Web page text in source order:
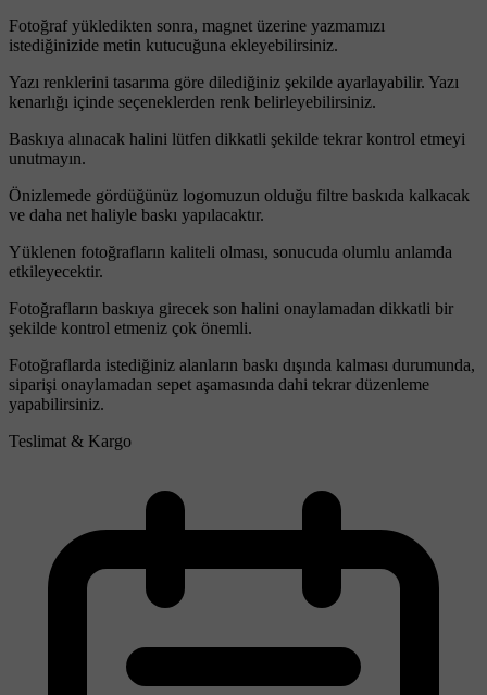
Fotoğraf yükledikten sonra, magnet üzerine yazmamızı
istediğinizide metin kutucuğuna ekleyebilirsiniz.
Yazı renklerini tasarıma göre dilediğiniz şekilde ayarlayabilir. Yazı
kenarlığı içinde seçeneklerden renk belirleyebilirsiniz.
Baskıya alınacak halini lütfen dikkatli şekilde tekrar kontrol etmeyi
unutmayın.
Önizlemede gördüğünüz logomuzun olduğu filtre baskıda kalkacak
ve daha net haliyle baskı yapılacaktır.
Yüklenen fotoğrafların kaliteli olması, sonucuda olumlu anlamda
etkileyecektir.
Fotoğrafların baskıya girecek son halini onaylamadan dikkatli bir
şekilde kontrol etmeniz çok önemli.
Fotoğraflarda istediğiniz alanların baskı dışında kalması durumunda,
siparişi onaylamadan sepet aşamasında dahi tekrar düzenleme
yapabilirsiniz.
Teslimat & Kargo